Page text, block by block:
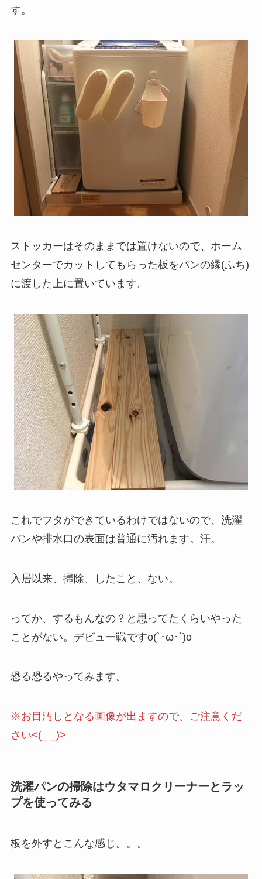
す。
ストッカーはそのままでは置けないので、ホーム
センターでカットしてもらった板をパンの縁(ふち)
に渡した上に置いています。
これでフタができているわけではないので、洗濯
パンや排水口の表面は普通に汚れます。汗。
入居以来、掃除、したこと、ない。
ってか、するもんなの？と思ってたくらいやった
ことがない。デビュー戦ですo(`･ω･´)o
恐る恐るやってみます。
※お目汚しとなる画像が出ますので、ご注意くだ
さい<(_ _)>
洗濯パンの掃除はウタマロクリーナーとラッ
プを使ってみる
板を外すとこんな感じ。。。